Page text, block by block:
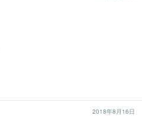
2018年8月16日